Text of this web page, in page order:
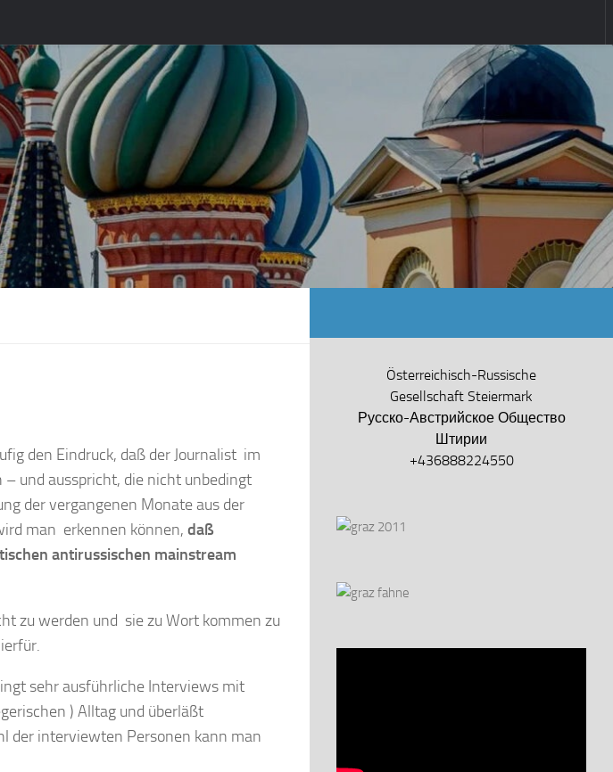
den Eindruck, daß der Journalist im
und ausspricht, die nicht unbedingt
der vergangenen Monate aus der
man erkennen können, daß
antirussischen mainstream
zu werden und sie zu Wort kommen zu
sehr ausführliche Interviews mit
) Alltag und überläßt
der interviewten Personen kann man
Österreichisch-Russische
Gesellschaft Steiermark
Русско-Австрийское Общество
Штирии
+436888224550